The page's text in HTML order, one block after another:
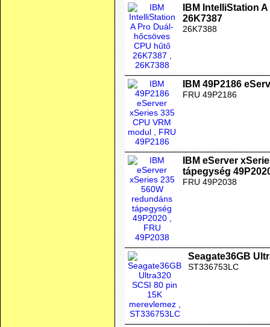
IBM IntelliStation
26K7387
26K7388
IBM 49P2186
FRU 49P2186
IBM eServer
tápegység
FRU 49P2038
Seagate36GB
ST336753LC